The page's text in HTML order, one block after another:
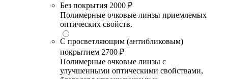
Без покрытия 2000 ₽
Полимерные очковые линзы приемлемых
оптических свойств.
С просветляющим (антибликовым)
покрытием 2700 ₽
Полимерные очковые линзы с
улучшенными оптическими свойствами,